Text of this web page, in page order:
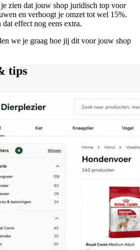
zien dat jouw shop juridisch top voor
en verhoogt je omzet tot wel 15%.
effect nog eens extra.
we je graag hoe jij dit voor jouw shop
tips